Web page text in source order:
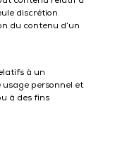
discrétion
du contenu d’un
à un
personnel et
à des fins